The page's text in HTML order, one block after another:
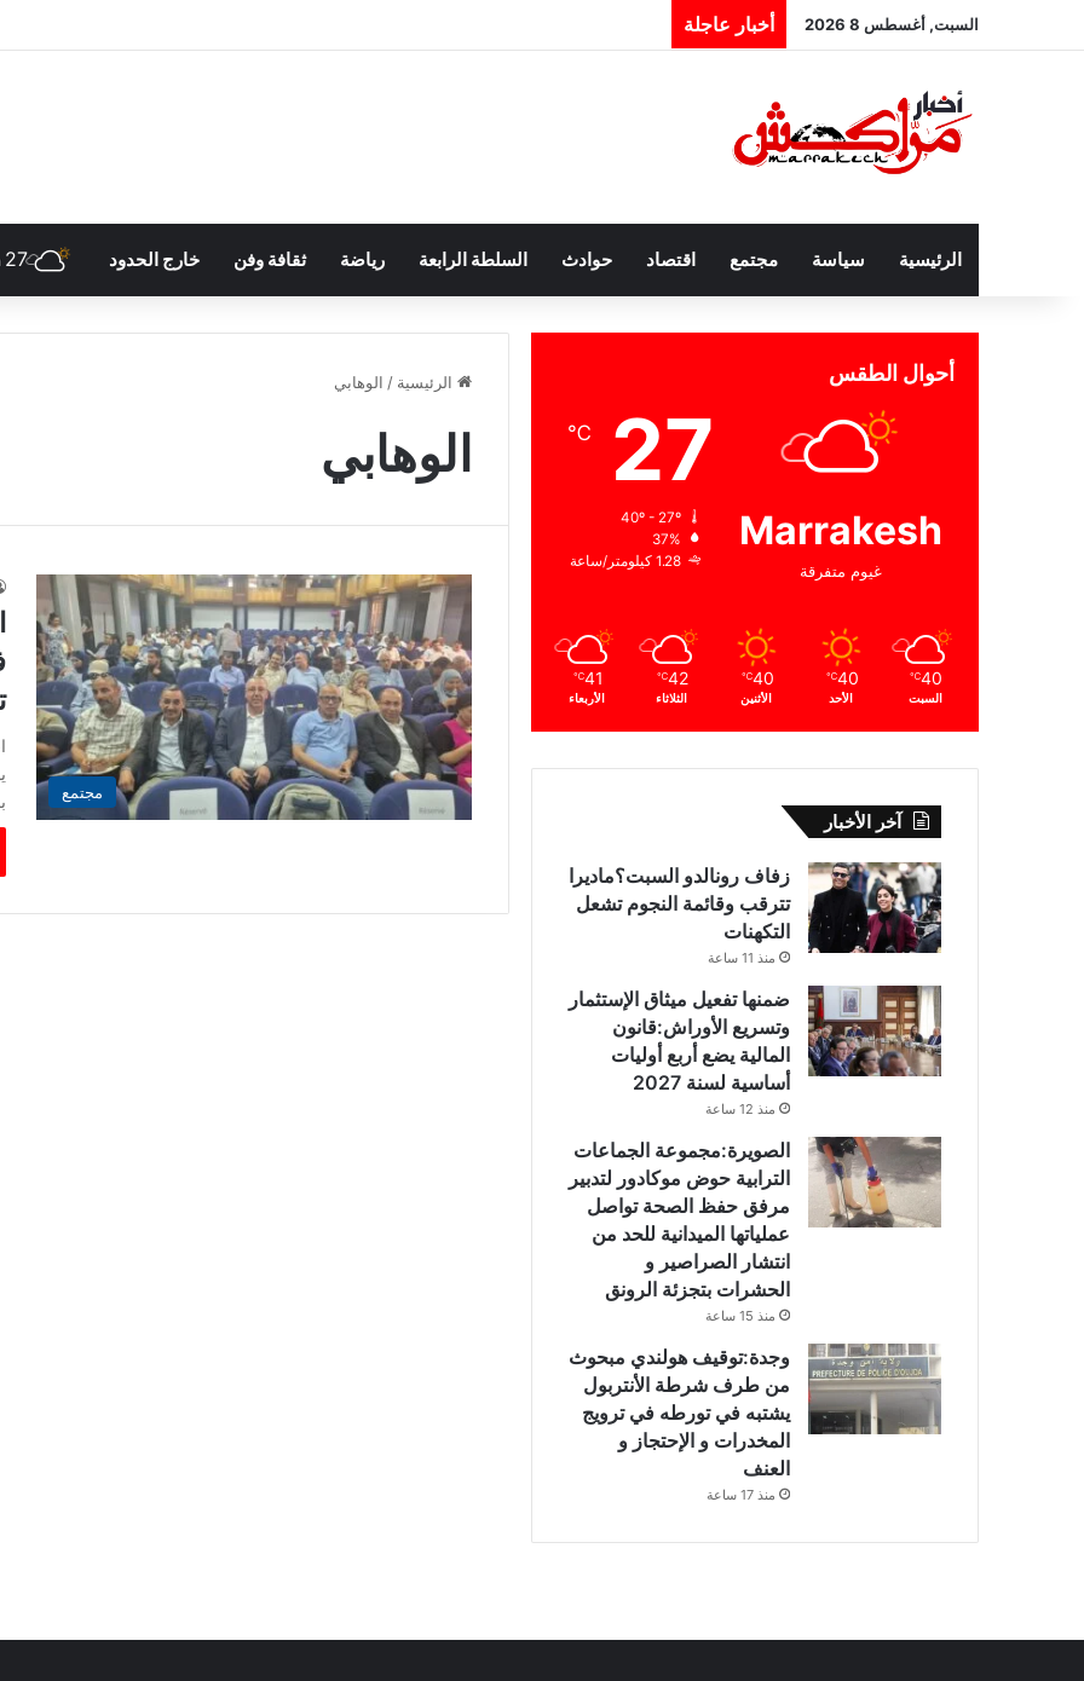
السبت, أغسطس 8 2026 أخبار عاجلة
الرئيسية سياسة مجتمع اقتصاد حوادث السلطة الرابعة رياضة ثقافة وفن خارج الحدود 27
الرئيسية / الوهابي
الوهابي
مجتمع
أحوال الطقس
Marrakesh
غيوم متفرقة
27
℃
37%
1.28 كيلومتر/ساعة
40
℃
السبت
40
℃
الأحد
40
℃
الأثنين
42
℃
الثلاثاء
41
℃
الأربعاء
آخر الأخبار
زفاف رونالدو السبت؟ماديرا
تترقب وقائمة النجوم تشعل
التكهنات
منذ 11 ساعة
ضمنها تفعيل ميثاق الإستثمار
وتسريع الأوراش:قانون
المالية يضع أربع أوليات
أساسية لسنة 2027
منذ 12 ساعة
الصويرة:مجموعة الجماعات
الترابية حوض موكادور لتدبير
مرفق حفظ الصحة تواصل
عملياتها الميدانية للحد من
انتشار الصراصير و
الحشرات بتجزئة الرونق
منذ 15 ساعة
وجدة:توقيف هولندي مبحوث
من طرف شرطة الأنتربول
يشتبه في تورطه في ترويج
المخدرات و الإحتجاز و
العنف
منذ 17 ساعة